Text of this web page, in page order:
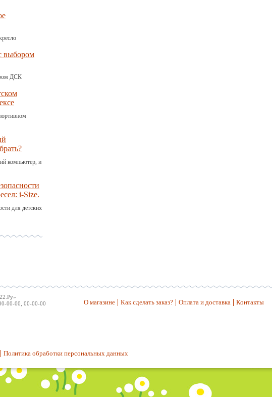
выбором
ДСК
компьютер, и
i-Size.
для детских
00-00, 00-00-00
О магазине Как сделать заказ? Оплата и доставка Контакты
Политика обработки персональных данных